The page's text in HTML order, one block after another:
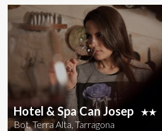
Gestionar la meva
Verificar
Un sopar per a dos persones amb el menú
"Mediterrani" (begudes incloses)
Detall de benvinguda a l'habitació
CONDICIONS: Excepte juliol i agost.
Oferta vàlida de diumenge a divendres,
segons disponibilitat.
PREU: A partir de 235,00Euros segons
dates (10% IVA inclòs, taxa d'estada no
inclosa)
Hotel & Spa Can Josep
Bot, Terra Alta, Tarragona